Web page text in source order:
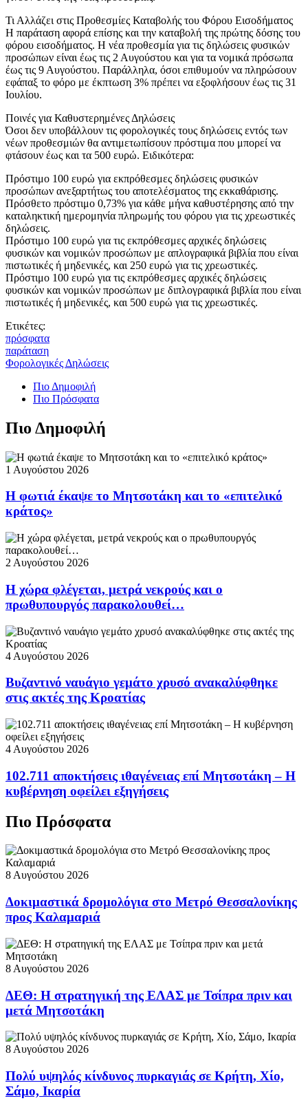
Τι Αλλάζει στις Προθεσμίες Καταβολής του Φόρου Εισοδήματος
Η παράταση αφορά επίσης και την καταβολή της πρώτης δόσης του
φόρου εισοδήματος. Η νέα προθεσμία για τις δηλώσεις φυσικών
προσώπων είναι έως τις 2 Αυγούστου και για τα νομικά πρόσωπα
έως τις 9 Αυγούστου. Παράλληλα, όσοι επιθυμούν να πληρώσουν
εφάπαξ το φόρο με έκπτωση 3% πρέπει να εξοφλήσουν έως τις 31
Ιουλίου.
Ποινές για Καθυστερημένες Δηλώσεις
Όσοι δεν υποβάλλουν τις φορολογικές τους δηλώσεις εντός των
νέων προθεσμιών θα αντιμετωπίσουν πρόστιμα που μπορεί να
φτάσουν έως και τα 500 ευρώ. Ειδικότερα:
Πρόστιμο 100 ευρώ για εκπρόθεσμες δηλώσεις φυσικών
προσώπων ανεξαρτήτως του αποτελέσματος της εκκαθάρισης.
Πρόσθετο πρόστιμο 0,73% για κάθε μήνα καθυστέρησης από την
καταληκτική ημερομηνία πληρωμής του φόρου για τις χρεωστικές
δηλώσεις.
Πρόστιμο 100 ευρώ για τις εκπρόθεσμες αρχικές δηλώσεις
φυσικών και νομικών προσώπων με απλογραφικά βιβλία που είναι
πιστωτικές ή μηδενικές, και 250 ευρώ για τις χρεωστικές.
Πρόστιμο 100 ευρώ για τις εκπρόθεσμες αρχικές δηλώσεις
φυσικών και νομικών προσώπων με διπλογραφικά βιβλία που είναι
πιστωτικές ή μηδενικές, και 500 ευρώ για τις χρεωστικές.
Ετικέτες:
πρόσφατα
παράταση
Φορολογικές Δηλώσεις
Πιο Δημοφιλή
Πιο Πρόσφατα
Πιο Δημοφιλή
1 Αυγούστου 2026
Η φωτιά έκαψε το Μητσοτάκη και το «επιτελικό
κράτος»
2 Αυγούστου 2026
Η χώρα φλέγεται, μετρά νεκρούς και ο
πρωθυπουργός παρακολουθεί…
4 Αυγούστου 2026
Βυζαντινό ναυάγιο γεμάτο χρυσό ανακαλύφθηκε
στις ακτές της Κροατίας
4 Αυγούστου 2026
102.711 αποκτήσεις ιθαγένειας επί Μητσοτάκη – Η
κυβέρνηση οφείλει εξηγήσεις
Πιο Πρόσφατα
8 Αυγούστου 2026
Δοκιμαστικά δρομολόγια στο Μετρό Θεσσαλονίκης
προς Καλαμαριά
8 Αυγούστου 2026
ΔΕΘ: Η στρατηγική της ΕΛΑΣ με Τσίπρα πριν και
μετά Μητσοτάκη
8 Αυγούστου 2026
Πολύ υψηλός κίνδυνος πυρκαγιάς σε Κρήτη, Χίο,
Σάμο, Ικαρία